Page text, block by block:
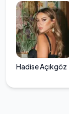
Hadise Açıkgöz